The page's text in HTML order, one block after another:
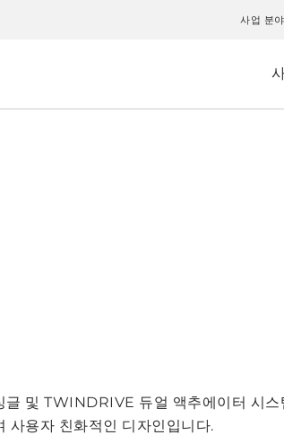
사업 분야
글 및 TWINDRIVE 듀얼 액추에이터 시스
사용자 친화적인 디자인입니다.